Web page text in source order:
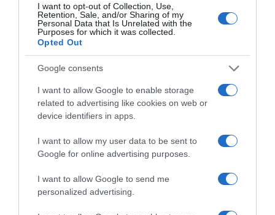
I want to opt-out of Collection, Use,
Retention, Sale, and/or Sharing of my
Personal Data that Is Unrelated with the
Purposes for which it was collected.
Opted Out
Google consents
I want to allow Google to enable storage
related to advertising like cookies on web or
device identifiers in apps.
I want to allow my user data to be sent to
Google for online advertising purposes.
I want to allow Google to send me
personalized advertising.
PRODUTOS E MARCAS
'Castanheiro' palco da nova temporada do
programa francês 'Mariés au Premier Regard'
da M6
7 Mai 20:43